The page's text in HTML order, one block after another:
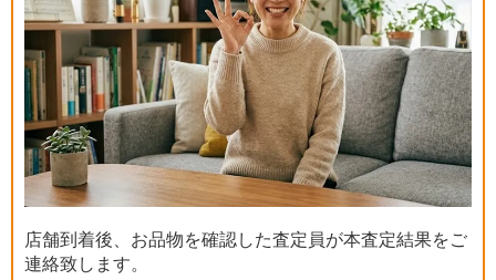
店舗到着後、お品物を確認した査定員が本査定結果をご
連絡致します。